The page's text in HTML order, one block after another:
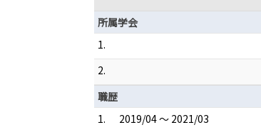
所属学会
1.
2.
職歴
1.
2019/04 ～ 2021/03